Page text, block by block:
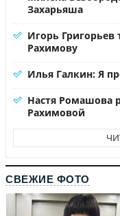
Захарьяша
Игорь Григорьев
Рахимову
Илья Галкин: Я
Настя Ромашова
Рахимовой
СВЕЖИЕ ФОТО